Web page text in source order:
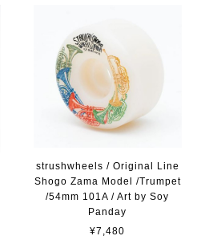
strushwheels / Original Line
Shogo Zama Model /Trumpet
/54mm 101A / Art by Soy
Panday
¥7,480